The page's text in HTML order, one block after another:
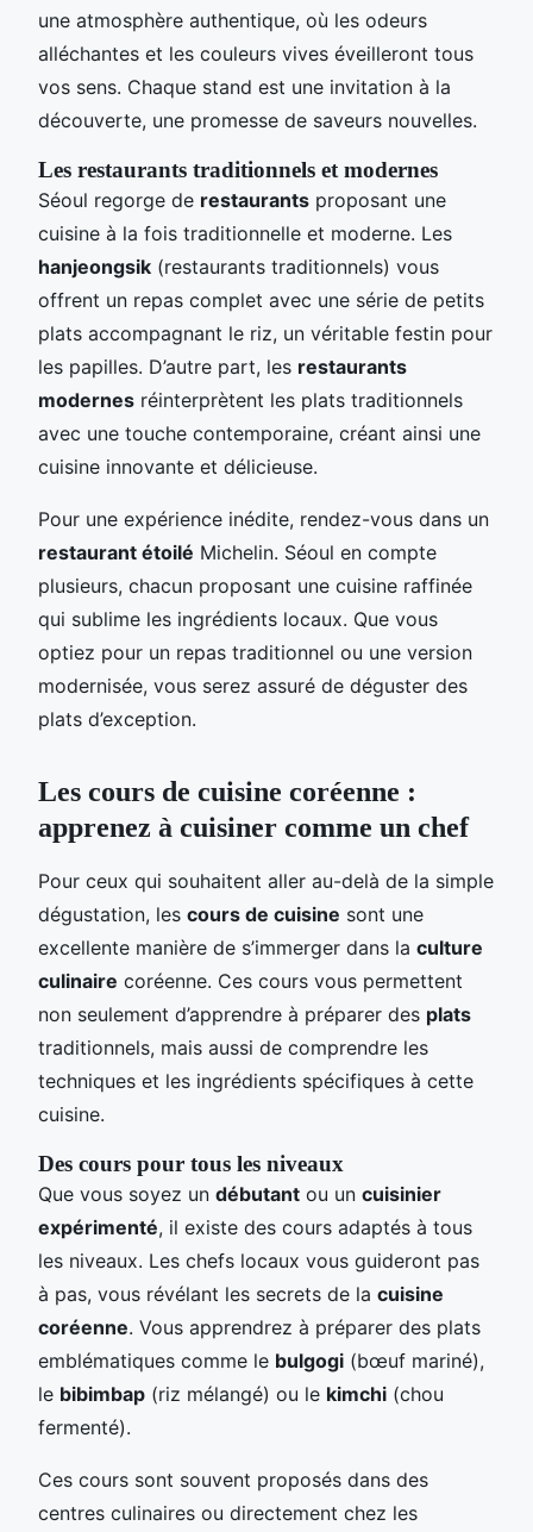
une atmosphère authentique, où les odeurs
alléchantes et les couleurs vives éveilleront tous
vos sens. Chaque stand est une invitation à la
découverte, une promesse de saveurs nouvelles.
Les restaurants traditionnels et modernes
Séoul regorge de restaurants proposant une
cuisine à la fois traditionnelle et moderne. Les
hanjeongsik (restaurants traditionnels) vous
offrent un repas complet avec une série de petits
plats accompagnant le riz, un véritable festin pour
les papilles. D’autre part, les restaurants
modernes réinterprètent les plats traditionnels
avec une touche contemporaine, créant ainsi une
cuisine innovante et délicieuse.
Pour une expérience inédite, rendez-vous dans un
restaurant étoilé Michelin. Séoul en compte
plusieurs, chacun proposant une cuisine raffinée
qui sublime les ingrédients locaux. Que vous
optiez pour un repas traditionnel ou une version
modernisée, vous serez assuré de déguster des
plats d’exception.
Les cours de cuisine coréenne :
apprenez à cuisiner comme un chef
Pour ceux qui souhaitent aller au-delà de la simple
dégustation, les cours de cuisine sont une
excellente manière de s’immerger dans la culture
culinaire coréenne. Ces cours vous permettent
non seulement d’apprendre à préparer des plats
traditionnels, mais aussi de comprendre les
techniques et les ingrédients spécifiques à cette
cuisine.
Des cours pour tous les niveaux
Que vous soyez un débutant ou un cuisinier
expérimenté, il existe des cours adaptés à tous
les niveaux. Les chefs locaux vous guideront pas
à pas, vous révélant les secrets de la cuisine
coréenne. Vous apprendrez à préparer des plats
emblématiques comme le bulgogi (bœuf mariné),
le bibimbap (riz mélangé) ou le kimchi (chou
fermenté).
Ces cours sont souvent proposés dans des
centres culinaires ou directement chez les